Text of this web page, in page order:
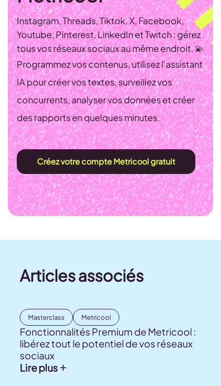
Instagram, Threads, Tiktok, X, Facebook,
Youtube, Pinterest, LinkedIn et Twitch : gérez
tous vos réseaux sociaux au même endroit. 💫
Programmez vos contenus, utilisez l’assistant
IA pour créer vos textes, surveillez vos
concurrents, analyser vos données et créer
des rapports en quelques minutes.
Créez votre compte Metricool gratuit
Articles associés
Masterclass Metricool
Fonctionnalités Premium de Metricool :
libérez tout le potentiel de vos réseaux
sociaux
Lire plus